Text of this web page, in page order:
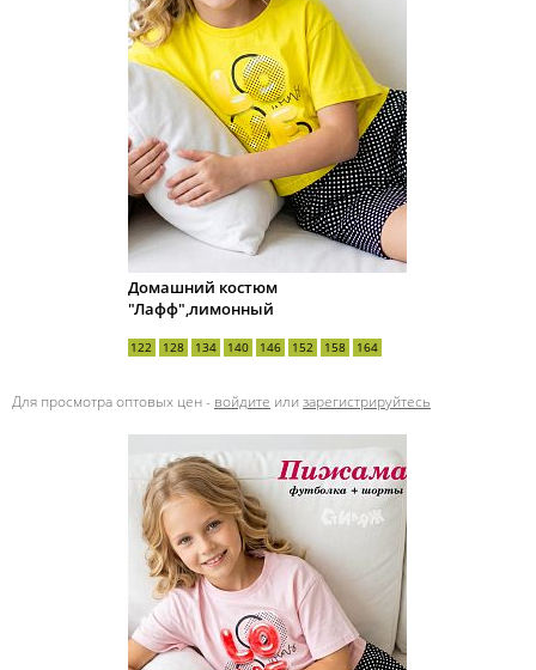
Домашний костюм
"Лафф",лимонный
122 128 134 140 146 152 158 164
Для просмотра оптовых цен - войдите или зарегистрируйтесь